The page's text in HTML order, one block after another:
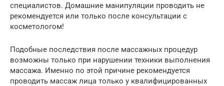
специалистов. Домашние манипуляции проводить не
рекомендуется или только после консультации с
косметологом!
Подобные последствия после массажных процедур
возможны только при нарушении техники выполнения
массажа. Именно по этой причине рекомендуется
проводить массаж лица только у квалифицированных